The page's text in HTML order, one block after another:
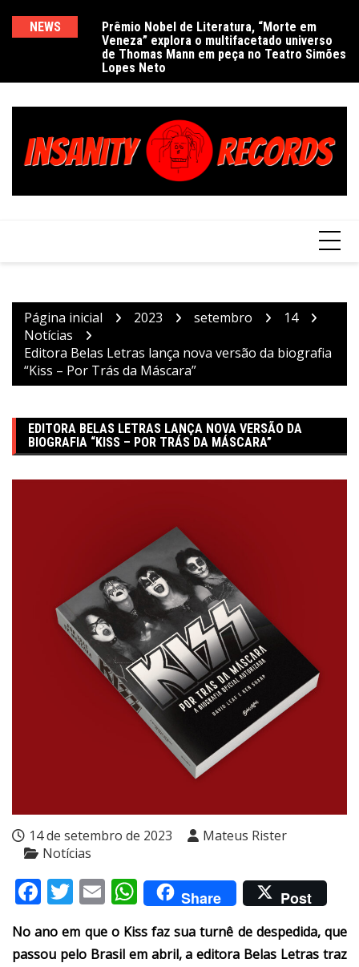
NEWS
Prêmio Nobel de Literatura, “Morte em
Veneza” explora o multifacetado universo
de Thomas Mann em peça no Teatro Simões
Lopes Neto
Página inicial 2023 setembro
14
Notícias
Editora Belas Letras lança nova versão da biografia
“Kiss – Por Trás da Máscara”
EDITORA BELAS LETRAS LANÇA NOVA VERSÃO DA
BIOGRAFIA “KISS – POR TRÁS DA MÁSCARA”
14 de setembro de 2023
Mateus Rister
Notícias
Facebook
Twitter
EmailWhatsApp
Share Post
No ano em que o Kiss faz sua turnê de despedida, que
passou pelo Brasil em abril, a editora Belas Letras traz